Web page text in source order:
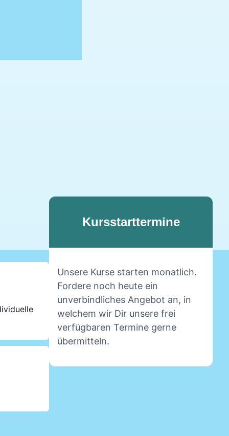
Kursstarttermine
Unsere Kurse starten monatlich.
Fordere noch heute ein
unverbindliches Angebot an, in
welchem wir Dir unsere frei
verfügbaren Termine gerne
übermitteln.